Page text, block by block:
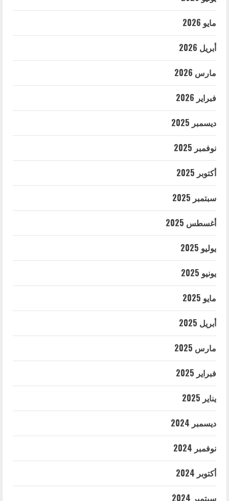
مايو 2026
أبريل 2026
مارس 2026
فبراير 2026
ديسمبر 2025
نوفمبر 2025
أكتوبر 2025
سبتمبر 2025
أغسطس 2025
يوليو 2025
يونيو 2025
مايو 2025
أبريل 2025
مارس 2025
فبراير 2025
يناير 2025
ديسمبر 2024
نوفمبر 2024
أكتوبر 2024
سبتمبر 2024